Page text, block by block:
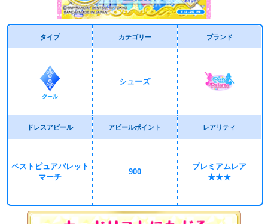
タイプ カテゴリー
シューズ
ブランド
ドレスアピール
ベストピュアパレット
マーチ
アピールポイント
900
レアリティ
プレミアムレア
★★★